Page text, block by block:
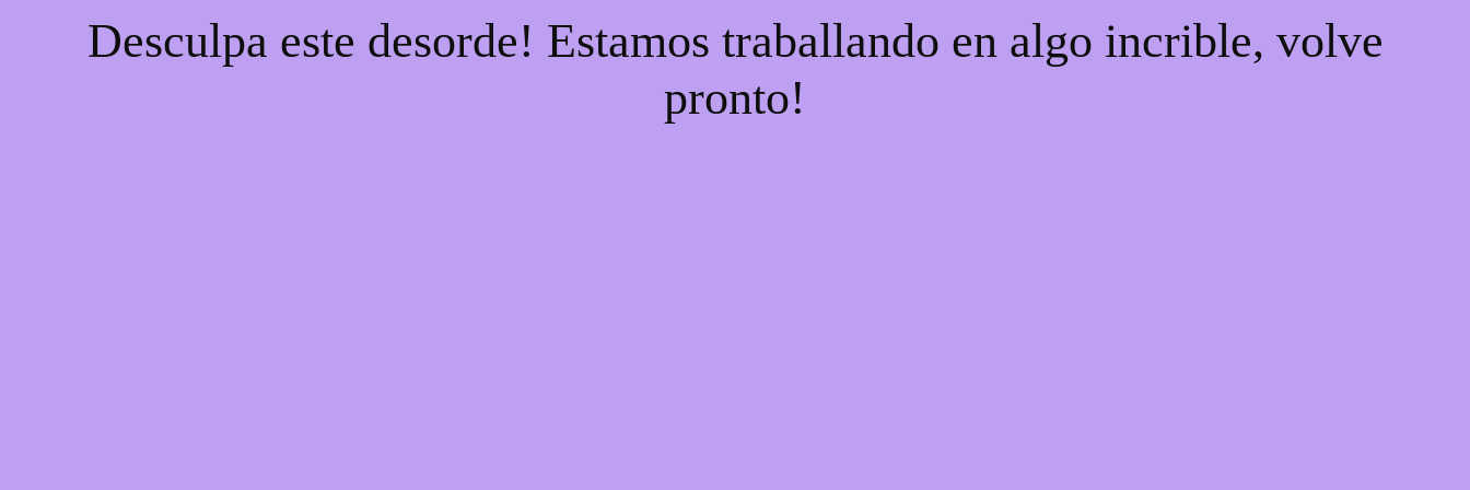
Desculpa este desorde! Estamos traballando en algo incrible, volve
pronto!